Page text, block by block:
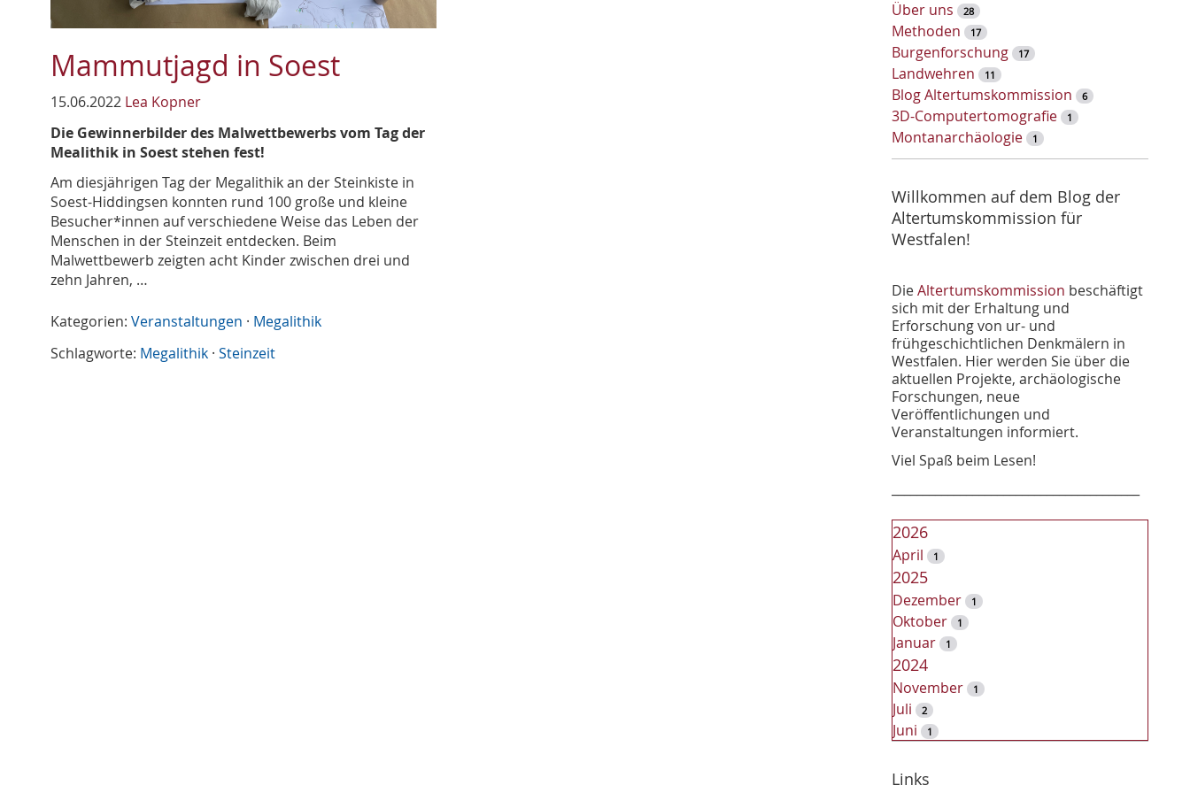
Mammutjagd in Soest
15.06.2022 Lea Kopner
Die Gewinnerbilder des Malwettbewerbs vom Tag der
Mealithik in Soest stehen fest!
Am diesjährigen Tag der Megalithik an der Steinkiste in
Soest-Hiddingsen konnten rund 100 große und kleine
Besucher*innen auf verschiedene Weise das Leben der
Menschen in der Steinzeit entdecken. Beim
Malwettbewerb zeigten acht Kinder zwischen drei und
zehn Jahren, …
Kategorien: Veranstaltungen · Megalithik
Schlagworte: Megalithik · Steinzeit
o
r
t
-
S
u
c
e
Über uns 28
Methoden 17
Burgenforschung 17
Landwehren 11
Blog Altertumskommission 6
3D-Computertomografie 1
Montanarchäologie 1
Willkommen auf dem Blog der
Altertumskommission für
Westfalen!
DieAltertumskommission beschäftigt
sich mit der Erhaltung und
Erforschung von ur- und
frühgeschichtlichen Denkmälern in
Westfalen. Hier werden Sie über die
aktuellen Projekte, archäologische
Forschungen, neue
Veröffentlichungen und
Veranstaltungen informiert.
Viel Spaß beim Lesen!
2026
April 1
2025
Dezember 1
Oktober 1
Januar 1
2024
November 1
Juli 2
Juni 1
Dezember
Links